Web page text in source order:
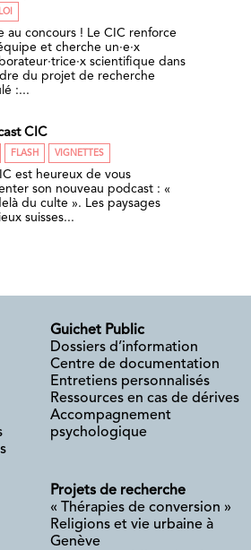
au concours ! Le CIC renforce
et cherche un·e·x
scientifique dans
du projet de recherche
:...
CIC
FLASH VIGNETTES
est heureux de vous
son nouveau podcast : «
du culte ». Les paysages
suisses...
Guichet Public
Dossiers d’information
Centre de documentation
Entretiens personnalisés
Ressources en cas de dérives
Accompagnement
psychologique
Projets de recherche
« Thérapies de conversion »
Religions et vie urbaine à
Genève